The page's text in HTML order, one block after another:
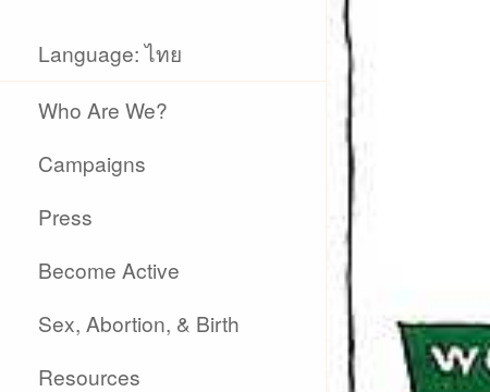
Language: ไทย
Who Are We?
Campaigns
Press
Become Active
Sex, Abortion, & Birth
Resources